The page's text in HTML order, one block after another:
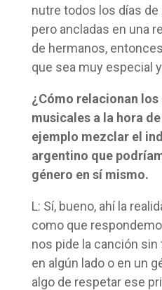
nutre todos los días
pero ancladas en una
de hermanos,
que sea muy especial
¿Cómo relacionan
musicales a la hora
ejemplo mezclar el
argentino que
género en sí mismo.
L: Sí, bueno, ahí la
como que
nos pide la canción
en algún lado o en un
algo de respetar ese